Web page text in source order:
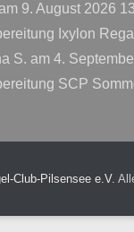
am 9. August 2026
Ixylon
S. am 4.
SCP
Club-Pilsensee e.V.